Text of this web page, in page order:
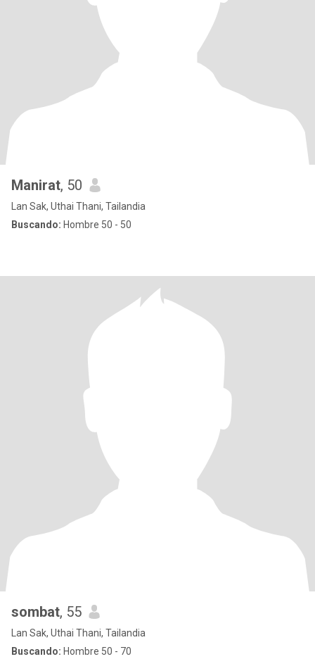
Manirat, 50
Lan Sak, Uthai Thani, Tailandia
Buscando: Hombre 50 - 50
sombat, 55
Lan Sak, Uthai Thani, Tailandia
Buscando: Hombre 50 - 70